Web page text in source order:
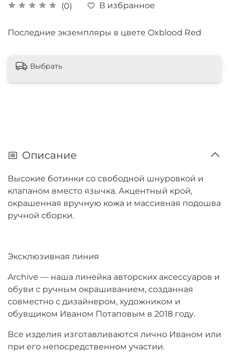
(0) В избранное
Последние экземпляры в цвете Oxblood Red
Выбрать
Описание
Высокие ботинки со свободной шнуровкой и
клапаном вместо язычка. Акцентный крой,
окрашенная вручную кожа и массивная подошва
ручной сборки.
Эксклюзивная линия
Archive — наша линейка авторских аксессуаров и
обуви с ручным окрашиванием, созданная
совместно с дизайнером, художником и
обувщиком Иваном Потаповым в 2018 году.
Все изделия изготавливаются лично Иваном или
при его непосредственном участии.